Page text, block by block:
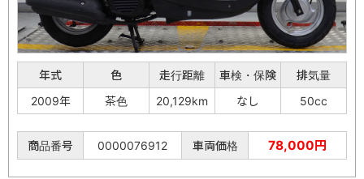
年式 色 走行距離 車検・保険
排気量
2009年
茶色 20,129km なし 50cc
商品番号 0000076912 車両価格 78,000円